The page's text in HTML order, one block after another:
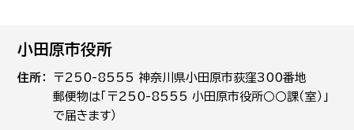
小田原市役所
住所
〒250-8555 神奈川県小田原市荻窪300番地
郵便物は「〒250-8555 小田原市役所○○課（室）」
で届きます）